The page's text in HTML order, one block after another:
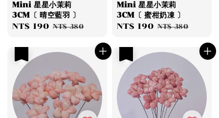
Mini 星星小茉莉
3CM〔 晴空藍羽 〕
Sale
NT$ 190 Regular
NT$ 380
Mini 星星小茉莉
3CM〔 蜜柑奶凍 〕
Sale
NT$ 190 Regular
NT$ 380